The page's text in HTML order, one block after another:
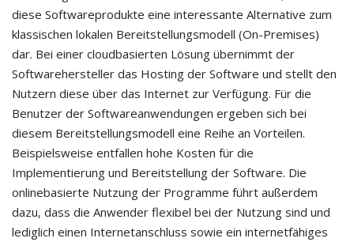
diese Softwareprodukte eine interessante Alternative zum
klassischen lokalen Bereitstellungsmodell (On-Premises)
dar. Bei einer cloudbasierten Lösung übernimmt der
Softwarehersteller das Hosting der Software und stellt den
Nutzern diese über das Internet zur Verfügung. Für die
Benutzer der Softwareanwendungen ergeben sich bei
diesem Bereitstellungsmodell eine Reihe an Vorteilen.
Beispielsweise entfallen hohe Kosten für die
Implementierung und Bereitstellung der Software. Die
onlinebasierte Nutzung der Programme führt außerdem
dazu, dass die Anwender flexibel bei der Nutzung sind und
lediglich einen Internetanschluss sowie ein internetfähiges